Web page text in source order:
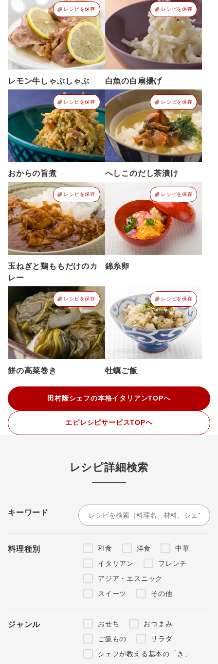
レシピを保存
レモン牛しゃぶしゃぶ
レシピを保存
白魚の白扇揚げ
レシピを保存
おからの旨煮
レシピを保存
へしこのだし茶漬け
レシピを保存
玉ねぎと鶏ももだけのカ
レー
レシピを保存
錦糸卵
レシピを保存
餅の高菜巻き
レシピを保存
牡蠣ご飯
田村隆シェフの本格イタリアンTOPへ
エピレシピサービスTOPへ
レシピ詳細検索
キーワード
料理種別 和食 洋食
中華
イタリアン
フレンチ
アジア・エスニック
スイーツ
その他
ジャンル おせち
おつまみ
ご飯もの
サラダ
シェフが教える基本の「き」